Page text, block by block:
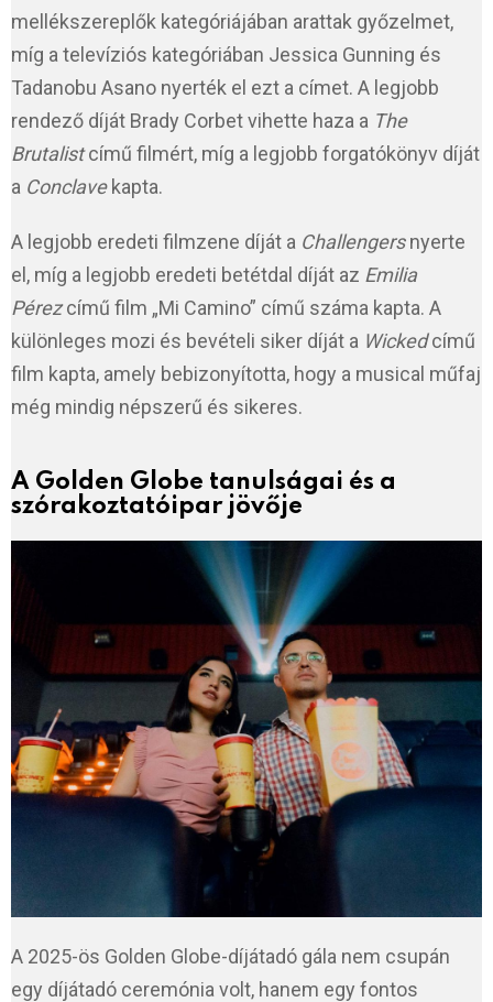
mellékszereplők kategóriájában arattak győzelmet,
míg a televíziós kategóriában Jessica Gunning és
Tadanobu Asano nyerték el ezt a címet. A legjobb
rendező díját Brady Corbet vihette haza a The
Brutalistcímű filmért, míg a legjobb forgatókönyv díját
a Conclavekapta.
A legjobb eredeti filmzene díját a Challengersnyerte
el, míg a legjobb eredeti betétdal díját az Emilia
Pérezcímű film „Mi Camino” című száma kapta. A
különleges mozi és bevételi siker díját a Wickedcímű
film kapta, amely bebizonyította, hogy a musical műfaj
még mindig népszerű és sikeres.
A Golden Globe tanulságai és a
szórakoztatóipar jövője
A 2025-ös Golden Globe-díjátadó gála nem csupán
egy díjátadó ceremónia volt, hanem egy fontos